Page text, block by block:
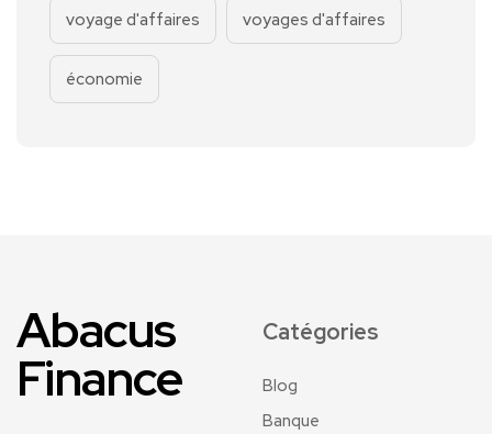
voyage d'affaires voyages d'affaires
économie
Abacus
Finance
Catégories
Blog
Banque